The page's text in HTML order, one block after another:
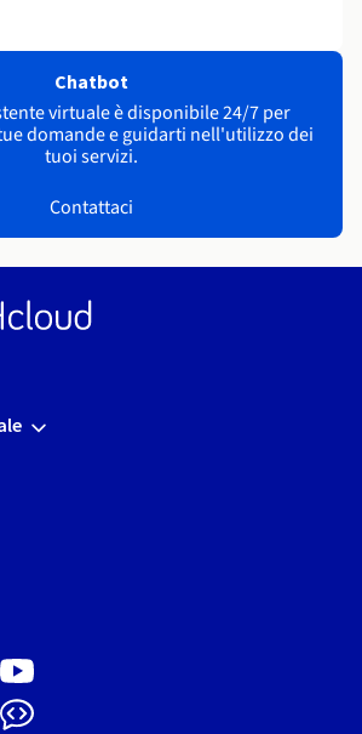
Chatbot
virtuale è disponibile 24/7 per
domande e guidarti nell'utilizzo dei
tuoi servizi.
Contattaci